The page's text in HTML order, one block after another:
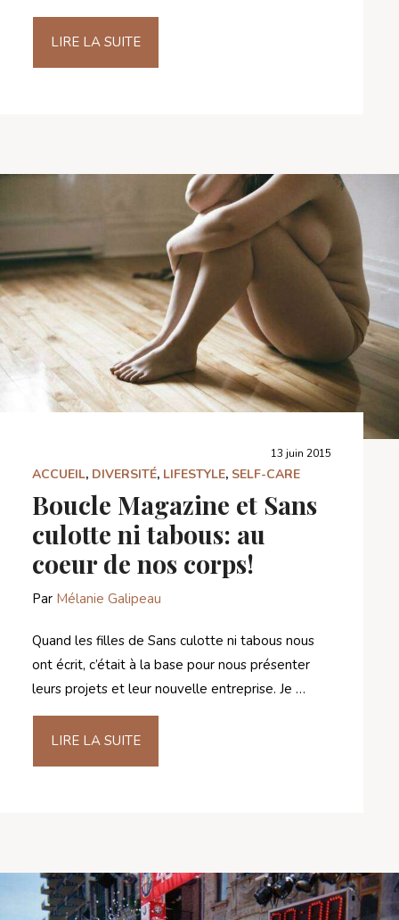
LIRE LA SUITE
13 juin 2015
ACCUEIL, DIVERSITÉ, LIFESTYLE, SELF-CARE
Boucle Magazine et Sans
culotte ni tabous: au
coeur de nos corps!
Par Mélanie Galipeau
Quand les filles de Sans culotte ni tabous nous
ont écrit, c’était à la base pour nous présenter
leurs projets et leur nouvelle entreprise. Je …
LIRE LA SUITE